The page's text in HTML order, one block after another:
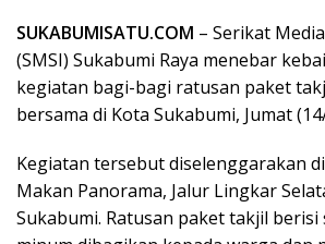
SUKABUMISATU.COM – Serikat
(SMSI) Sukabumi Raya menebar
kegiatan bagi-bagi ratusan paket
bersama di Kota Sukabumi, Jumat
Kegiatan tersebut diselenggarakan
Makan Panorama, Jalur Lingkar
Sukabumi. Ratusan paket takjil berisi